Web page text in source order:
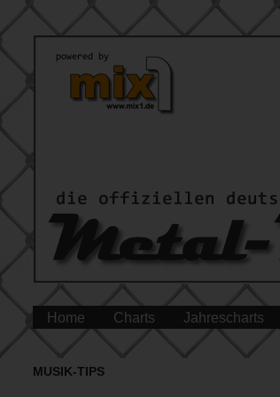
Home Charts Jahrescharts
MUSIK-TIPS